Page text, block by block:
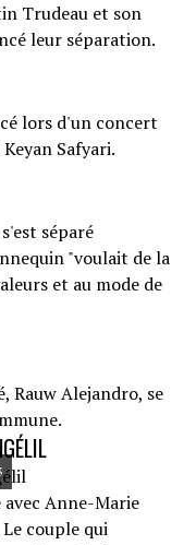
Trudeau et son
leur séparation.
lors d'un concert
Safyari.
séparé
"voulait de la
et au mode de
Rauw Alejandro, se
Anne-Marie
couple qui